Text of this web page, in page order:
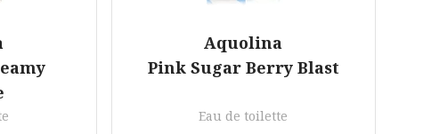
Aquolina
Pink Sugar Berry Blast
Eau de toilette